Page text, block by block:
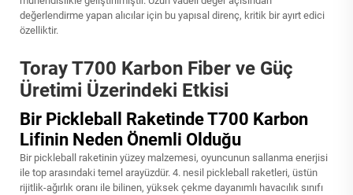
değerlendirme yapan alıcılar için bu yapısal direnç, kritik bir ayırt edici
özelliktir.
Toray T700 Karbon Fiber ve Güç
Üretimi Üzerindeki Etkisi
Bir Pickleball Raketinde T700 Karbon
Lifinin Neden Önemli Olduğu
Bir pickleball raketinin yüzey malzemesi, oyuncunun sallanma enerjisi
ile top arasındaki temel arayüzdür. 4. nesil pickleball raketleri, üstün
rijitlik-ağırlık oranı ile bilinen, yüksek çekme dayanımlı havacılık sınıfı